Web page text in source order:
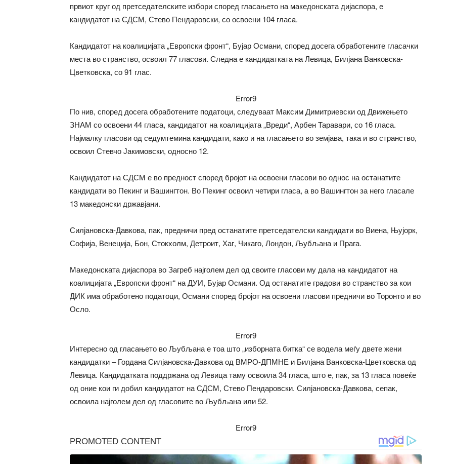
првиот круг од претседателските избори според гласањето на македонската дијаспора, е
кандидатот на СДСМ, Стево Пендаровски, со освоени 104 гласa.
Кандидатот на коалицијата „Европски фронт“, Бујар Османи, според досега обработените гласачки
места во странство, освоил 77 гласови. Следна е кандидатката на Левица, Билјана Ванковска-
Цветковска, со 91 глас.
Error9
По нив, според досега обработените податоци, следуваат Максим Димитриевски од Движењето
ЗНАМ со освоени 44 гласа, кандидатот на коалицијата „Вреди“, Арбен Таравари, со 16 гласа.
Најмалку гласови од седумтемина кандидати, како и на гласањето во земјава, така и во странство,
освоил Стевчо Јакимовски, односно 12.
Кандидатот на СДСМ е во предност според бројот на освоени гласови во однос на останатите
кандидати во Пекинг и Вашингтон. Во Пекинг освоил четири гласа, а во Вашингтон за него гласале
13 македонски државјани.
Силјановска-Давкова, пак, предничи пред останатите претседателски кандидати во Виена, Њујорк,
Софија, Венеција, Бон, Стокхолм, Детроит, Хаг, Чикаго, Лондон, Љубљана и Прага.
Македонската дијаспора во Загреб најголем дел од своите гласови му дала на кандидатот на
коалицијата „Европски фронт“ на ДУИ, Бујар Османи. Од останатите градови во странство за кои
ДИК има обработено податоци, Османи според бројот на освоени гласови предничи во Торонто и во
Осло.
Error9
Интересно од гласањето во Љубљана е тоа што „изборната битка“ се водела меѓу двете жени
кандидатки – Гордана Силјановска-Давкова од ВМРО-ДПМНЕ и Билјана Ванковска-Цветковска од
Левица. Кандидатката поддржана од Левица таму освоила 34 гласа, што е, пак, за 13 гласа повеќе
од оние кои ги добил кандидатот на СДСМ, Стево Пендаровски. Силјановска-Давкова, сепак,
освоила најголем дел од гласовите во Љубљана или 52.
Error9